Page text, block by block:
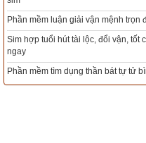
Đến bờ giác ngộ, niết-bàn
Vẫy chào đau khổ, tử sinh
87. Bậc hiền trí bỏ buông ái
tử bình
chọn mua
Mua sim Thần tài,
Tổng Kho Sim Năm